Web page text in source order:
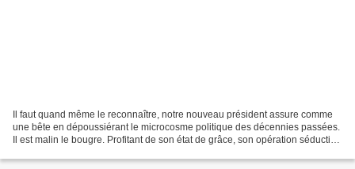
Il faut quand même le reconnaître, notre nouveau président assure comme
une bête en dépoussiérant le microcosme politique des décennies passées.
Il est malin le bougre. Profitant de son état de grâce, son opération séduction